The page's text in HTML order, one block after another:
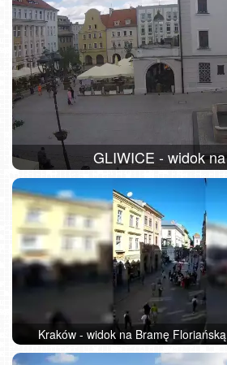
GLIWICE - widok
Kraków - widok na Bramę